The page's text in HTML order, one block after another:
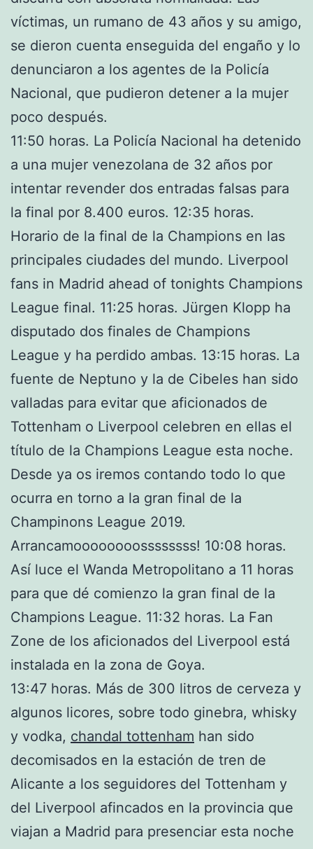
víctimas, un rumano de 43 años y su amigo,
se dieron cuenta enseguida del engaño y lo
denunciaron a los agentes de la Policía
Nacional, que pudieron detener a la mujer
poco después.
11:50 horas. La Policía Nacional ha detenido
a una mujer venezolana de 32 años por
intentar revender dos entradas falsas para
la final por 8.400 euros. 12:35 horas.
Horario de la final de la Champions en las
principales ciudades del mundo. Liverpool
fans in Madrid ahead of tonights Champions
League final. 11:25 horas. Jürgen Klopp ha
disputado dos finales de Champions
League y ha perdido ambas. 13:15 horas. La
fuente de Neptuno y la de Cibeles han sido
valladas para evitar que aficionados de
Tottenham o Liverpool celebren en ellas el
título de la Champions League esta noche.
Desde ya os iremos contando todo lo que
ocurra en torno a la gran final de la
Champinons League 2019.
Arrancamoooooooossssssss! 10:08 horas.
Así luce el Wanda Metropolitano a 11 horas
para que dé comienzo la gran final de la
Champions League. 11:32 horas. La Fan
Zone de los aficionados del Liverpool está
instalada en la zona de Goya.
13:47 horas. Más de 300 litros de cerveza y
algunos licores, sobre todo ginebra, whisky
y vodka, chandal tottenham han sido
decomisados en la estación de tren de
Alicante a los seguidores del Tottenham y
del Liverpool afincados en la provincia que
viajan a Madrid para presenciar esta noche